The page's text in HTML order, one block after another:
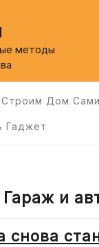
методы
Строим Дом Сами
Гаджет
Гараж и
снова